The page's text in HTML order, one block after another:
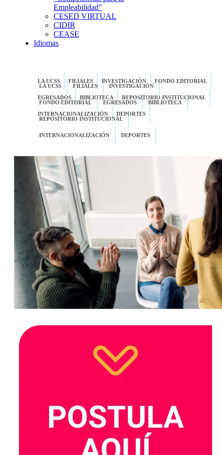
Empleabilidad"
CESED VIRTUAL
CIDIR
CEASE
Idiomas
LA UCSS FILIALES INVESTIGACIÓN FONDO EDITORIAL
EGRESADOS BIBLIOTECA REPOSITORIO INSTITUCIONAL
INTERNACIONALIZACIÓN DEPORTES
LA UCSS FILIALES INVESTIGACIÓN
FONDO EDITORIAL EGRESADOS BIBLIOTECA
REPOSITORIO INSTITUCIONAL
INTERNACIONALIZACIÓN DEPORTES